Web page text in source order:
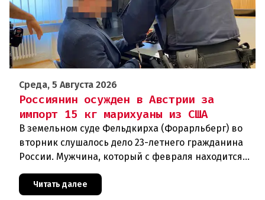
Среда, 5 Августа 2026
Россиянин осужден в Австрии за
импорт 15 кг марихуаны из США
В земельном суде Фельдкирха (Форарльберг) во
вторник слушалось дело 23-летнего гражданина
России. Мужчина, который с февраля находится
под стражей, обвинялся в том, что на протяжении
полугода организо
Читать далее